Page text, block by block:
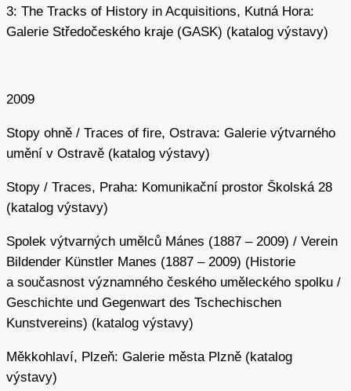
3: The Tracks of History in Acquisitions, Kutná Hora:
Galerie Středočeského kraje (GASK) (katalog výstavy)
2009
Stopy ohně / Traces of fire, Ostrava: Galerie výtvarného
umění v Ostravě (katalog výstavy)
Stopy / Traces, Praha: Komunikační prostor Školská 28
(katalog výstavy)
Spolek výtvarných umělců Mánes (1887 – 2009) / Verein
Bildender Künstler Manes (1887 – 2009) (Historie
a současnost významného českého uměleckého spolku /
Geschichte und Gegenwart des Tschechischen
Kunstvereins) (katalog výstavy)
Měkkohlaví, Plzeň: Galerie města Plzně (katalog
výstavy)